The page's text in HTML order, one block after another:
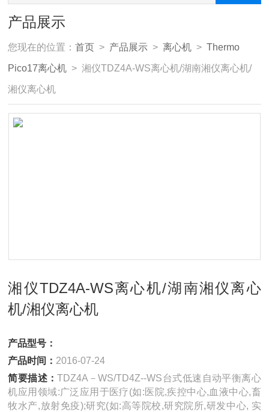
产品展示
您现在的位置：首页 > 产品展示 >离心机 >Thermo
Pico17离心机 > 湘仪TDZ4A-WS离心机/湖南湘仪离心机/
湘仪离心机
湘仪TDZ4A-WS离心机/湖南湘仪离心
机/湘仪离心机
产品型号：
产品时间： 2016-07-24
简要描述：TDZ4A－WS/TD4Z--WS台式低速自动平衡离心
机应用领域:广泛应用于医疗(如:医院,疾控中心,血液中心,畜
牧水产,放射免疫);研究(如:高等院校,研究院所,研发中心, 实